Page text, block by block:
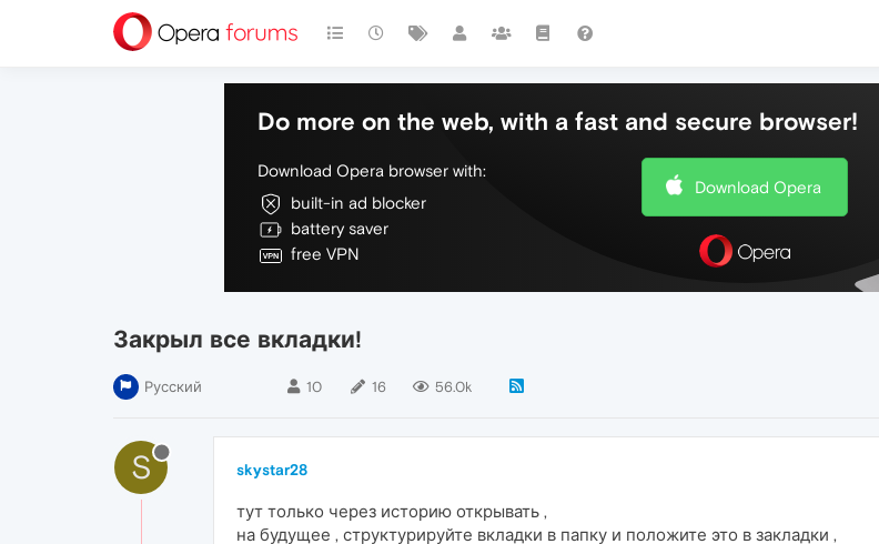
Do more on the web, with a fast and secure browser!
Download Opera browser with:
built-in ad blocker
battery saver
free VPN
Download Opera
Закрыл все вкладки!
Русский 10 16 56.0k
S skystar28
тут только через историю открывать ,
на будущее , структурируйте вкладки в папку и положите это в закладки ,